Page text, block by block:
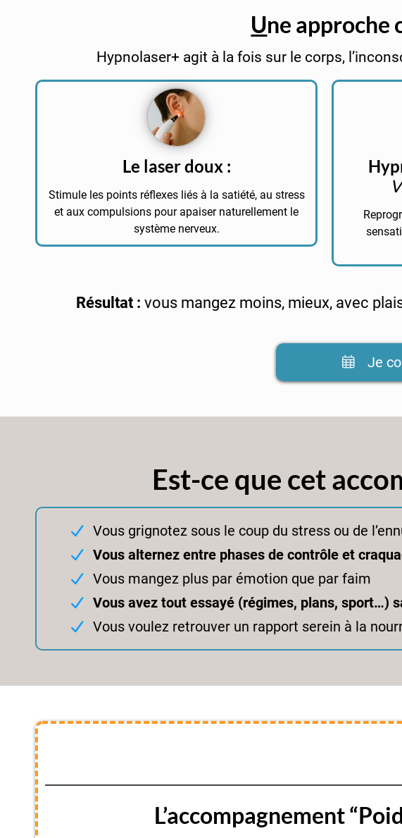
Une approche
Hypnolaser+ agit à la fois sur le corps,
Le laser doux :
Stimule les points réflexes liés à la satiété, au stress
et aux compulsions pour apaiser naturellement le
système nerveux.
Résultat : vous mangez moins, mieux, avec
Je
Est-ce que cet
Vous grignotez sous le coup du stress ou de
Vous alternez entre phases de contrôle et
Vous mangez plus par émotion que par faim
Vous avez tout essayé (régimes, plans, sport…)
Vous voulez retrouver un rapport serein à la
L’accompagnement